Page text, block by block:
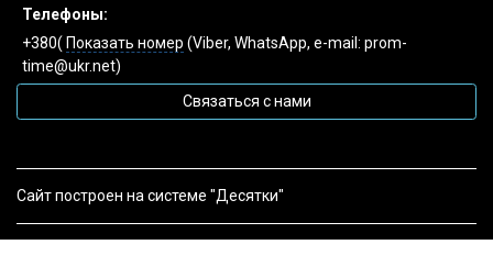
Телефоны:
+380( Показать номер (Viber, WhatsApp, e-mail: prom-
time@ukr.net)
Связаться с нами
Сайт построен на системе "Десятки"